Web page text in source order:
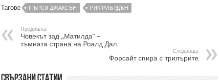
Тагове ПЪРСИ ДЖАКСЪН РИК РИЪРДЪН
Предишна
Човекът зад „Матилда“ –
тъмната страна на Роалд Дал
Следваща
Форсайт спира с трилърите